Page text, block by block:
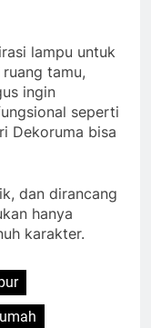
lampu untuk
tamu,
ingin
seperti
Dekoruma bisa
dan dirancang
hanya
karakter.